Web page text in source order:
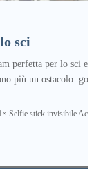
sci
perfetta per lo sci e
più un ostacolo:
Selfie stick invisibile